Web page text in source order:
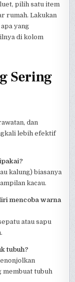
pilih satu item
rumah. Lakukan
yang
di kolom
Sering
dan
lebih efektif
kalung) biasanya
kacau.
mencoba warna
atau sapu
tubuh?
tubuh